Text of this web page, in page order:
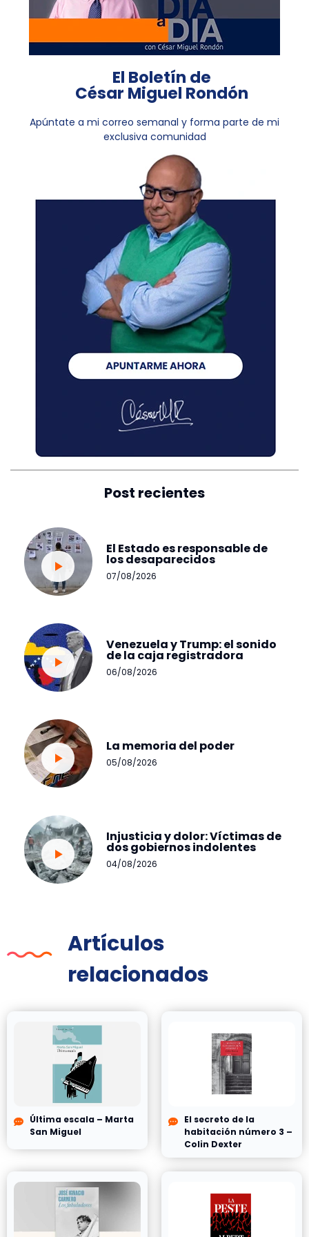
El Boletín de
César Miguel Rondón
Apúntate a mi correo semanal y forma parte de mi
exclusiva comunidad
Post recientes
El Estado es responsable de
los desaparecidos
07/08/2026
Venezuela y Trump: el sonido
de la caja registradora
06/08/2026
La memoria del poder
05/08/2026
Injusticia y dolor: Víctimas de
dos gobiernos indolentes
04/08/2026
Artículos
relacionados
Última escala – Marta
San Miguel
El secreto de la
habitación número 3 –
Colin Dexter